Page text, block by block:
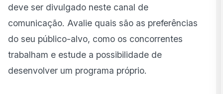
deve ser divulgado neste canal de
comunicação. Avalie quais são as preferências
do seu público-alvo, como os concorrentes
trabalham e estude a possibilidade de
desenvolver um programa próprio.